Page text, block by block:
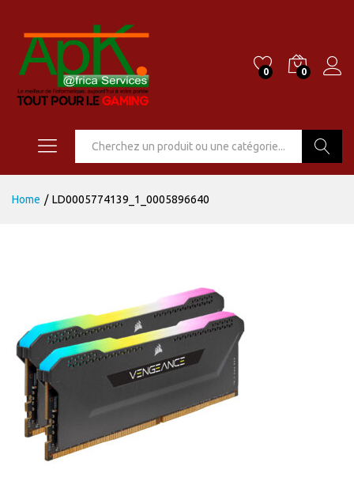
0 0
Home / LD0005774139_1_0005896640